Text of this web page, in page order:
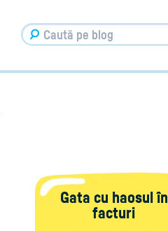
Gata cu haosul în
facturi